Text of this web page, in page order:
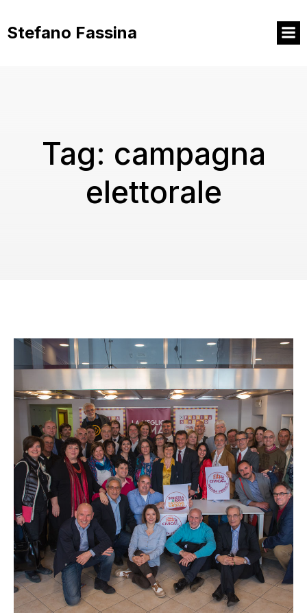
contenuto
Stefano Fassina
Tag: campagna
elettorale